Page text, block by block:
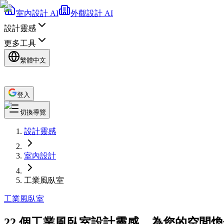
室內設計 AI
外觀設計 AI
設計靈感
更多工具
繁體中文
登入
切換導覽
設計靈感
室內設計
工業風臥室
工業風臥室